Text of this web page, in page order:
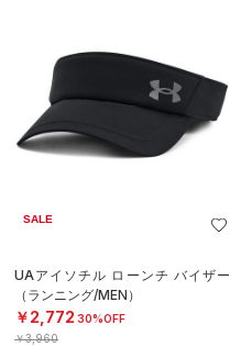
SALE
UAアイソチル ローンチ バイザー
（ランニング/MEN）
￥2,772 30%OFF
￥3,960